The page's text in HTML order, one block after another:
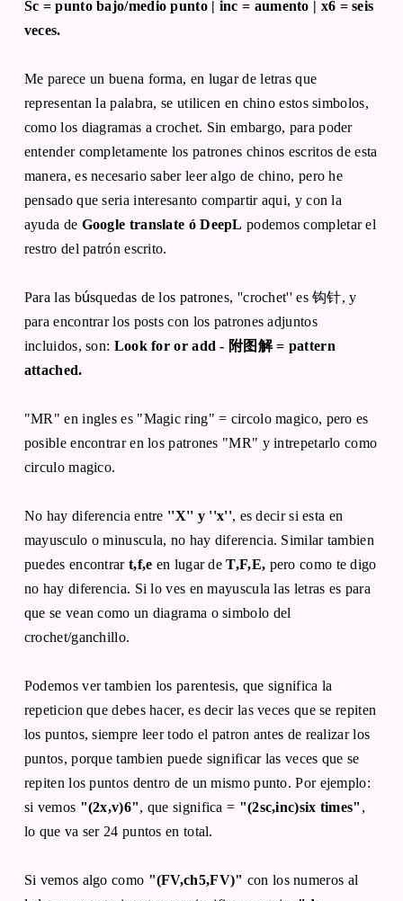
Sc = punto bajo/medio punto | inc = aumento | x6 = seis
veces.
Me parece un buena forma, en lugar de letras que
representan la palabra, se utilicen en chino estos simbolos,
como los diagramas a crochet. Sin embargo, para poder
entender completamente los patrones chinos escritos de esta
manera, es necesario saber leer algo de chino, pero he
pensado que seria interesanto compartir aqui, y con la
ayuda de Google translate ó DeepL podemos completar el
restro del patrón escrito.
Para las búsquedas de los patrones, ''crochet'' es 钩针, y
para encontrar los posts con los patrones adjuntos
incluidos, son: Look for or add - 附图解 = pattern
attached.
"MR" en ingles es "Magic ring" = circolo magico, pero es
posible encontrar en los patrones "MR" y intrepetarlo como
circulo magico.
No hay diferencia entre ''X'' y ''x'', es decir si esta en
mayusculo o minuscula, no hay diferencia. Similar tambien
puedes encontrar t,f,e en lugar deT,F,E, pero como te digo
no hay diferencia. Si lo ves en mayuscula las letras es para
que se vean como un diagrama o simbolo del
crochet/ganchillo.
Podemos ver tambien los parentesis, que significa la
repeticion que debes hacer, es decir las veces que se repiten
los puntos, siempre leer todo el patron antes de realizar los
puntos, porque tambien puede significar las veces que se
repiten los puntos dentro de un mismo punto. Por ejemplo:
si vemos "(2x,v)6", que significa = "(2sc,inc)six times" ,
lo que va ser 24 puntos en total.
Si vemos algo como "(FV,ch5,FV)" con los numeros al